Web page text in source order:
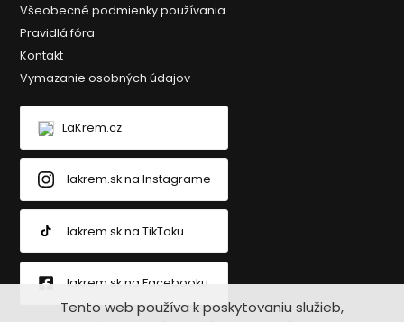
Všeobecné podmienky používania
Pravidlá fóra
Kontakt
Vymazanie osobných údajov
LaKrem.cz
lakrem.sk na Instagrame
lakrem.sk na TikToku
lakrem.sk na Facebooku
Tento web používa k poskytovaniu služieb,